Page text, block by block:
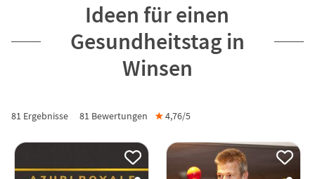
Ideen für einen
Gesundheitstag in
Winsen
81 Ergebnisse 81 Bewertungen ★4,76/5